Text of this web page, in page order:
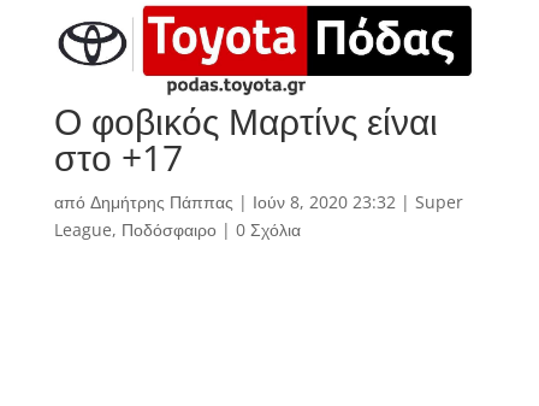
Ο φοβικός Μαρτίνς είναι
στο +17
από Δημήτρης Πάππας | Ιούν 8, 2020 23:32| Super
League, Ποδόσφαιρο| 0 Σχόλια